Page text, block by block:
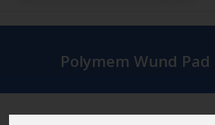
Polymem Wund Pad